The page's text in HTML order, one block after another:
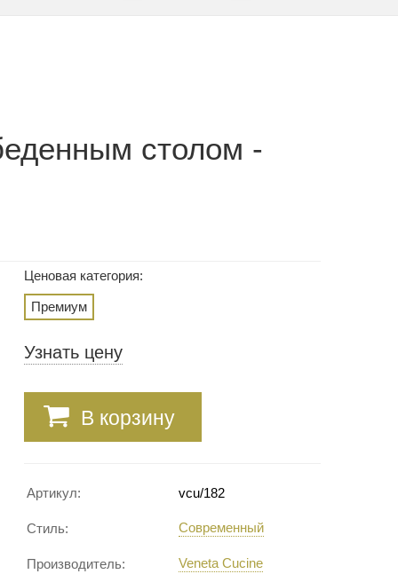
столом -
Ценовая категория:
Премиум
Узнать цену
В корзину
Артикул: vcu/182
Стиль: Современный
Производитель: Veneta Cucine